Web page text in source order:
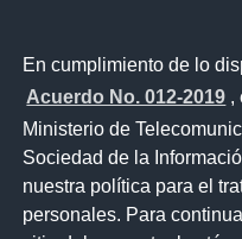
En cumplimiento de lo
Acuerdo No. 012-2019 ,
Ministerio de
Sociedad de la
nuestra política para el
personales. Para
Noticias
Noticias Destacadas
Programas y Servicios
Sin categoría
Contacto
Portal